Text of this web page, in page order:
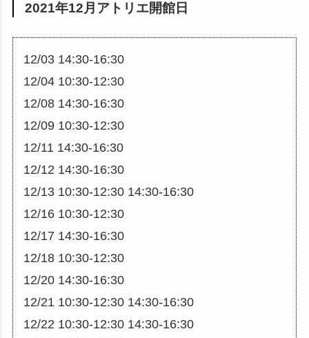
2021年12月アトリエ開館日
12/03 14:30-16:30
12/04 10:30-12:30
12/08 14:30-16:30
12/09 10:30-12:30
12/11 14:30-16:30
12/12 14:30-16:30
12/13 10:30-12:30 14:30-16:30
12/16 10:30-12:30
12/17 14:30-16:30
12/18 10:30-12:30
12/20 14:30-16:30
12/21 10:30-12:30 14:30-16:30
12/22 10:30-12:30 14:30-16:30